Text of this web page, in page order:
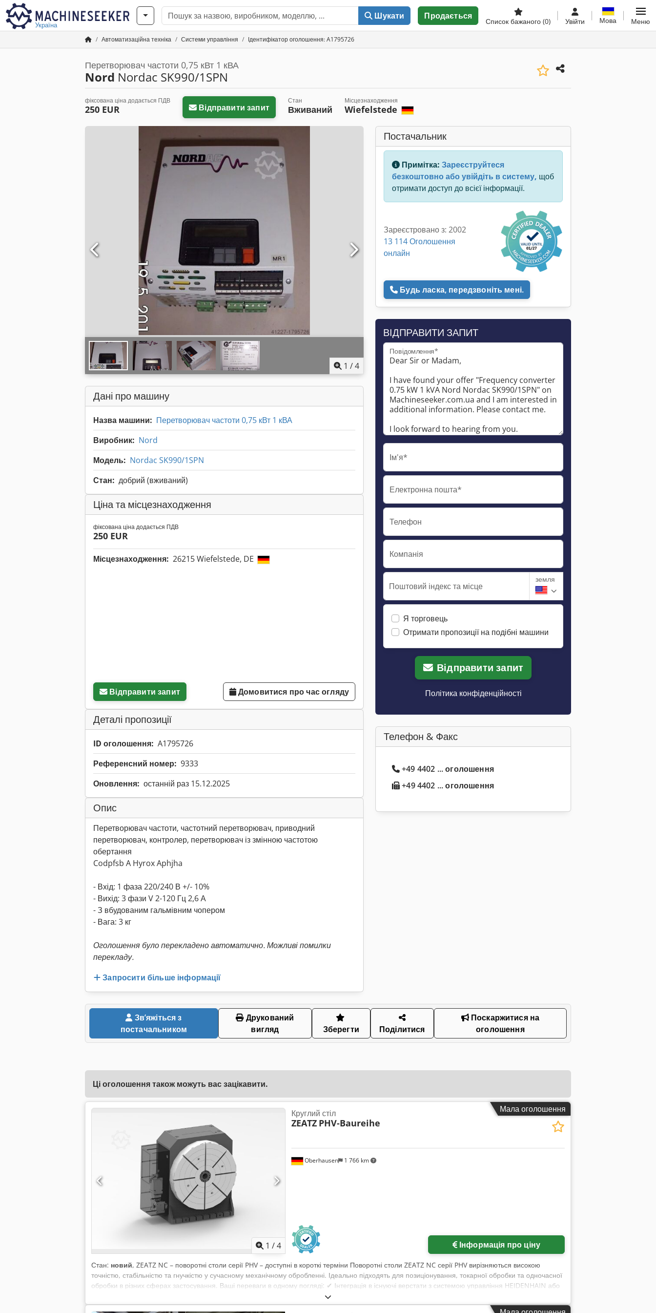
Україна
Шукати Продається
Список бажаного (0) Увійти Мова Меню
Автоматизаційна техніка Системи управління Ідентифікатор оголошення: A1795726
Перетворювач частоти 0,75 кВт 1 кВА
Nord Nordac SK990/1SPN
фіксована ціна додається ПДВ
250 EUR Відправити запит
Стан
Вживаний
Місцезнаходження
Wiefelstede
1 /4
Дані про машину
Назва машини: Перетворювач частоти 0,75 кВт 1 кВА
Виробник: Nord
Модель: Nordac SK990/1SPN
Стан: добрий (вживаний)
Ціна та місцезнаходження
фіксована ціна додається ПДВ
250 EUR
Місцезнаходження: 26215 Wiefelstede, DE
Відправити запит Домовитися про час огляду
Деталі пропозиції
ID оголошення: A1795726
Референсний номер: 9333
Оновлення: останній раз 15.12.2025
Опис
Перетворювач частоти, частотний перетворювач, приводний
перетворювач, контролер, перетворювач із змінною частотою
обертання
Codpfsb A Hyrox Aphjha
- Вхід: 1 фаза 220/240 В +/- 10%
- Вихід: 3 фази V 2-120 Гц 2,6 А
- З вбудованим гальмівним чопером
- Вага: 3 кг
Оголошення було перекладено автоматично. Можливі помилки
перекладу.
Запросити більше інформації
Постачальник
Примітка: Зареєструйтеся
безкоштовно або увійдіть в систему, щоб
отримати доступ до всієї інформації.
Зареєстровано з: 2002
13 114 Оголошення
онлайн
Будь ласка, передзвоніть мені.
ВІДПРАВИТИ ЗАПИТ
Повідомлення*
Ім'я*
Електронна пошта*
Телефон
Компанія
Поштовий індекс та місце
земля
Я торговець
Отримати пропозиції на подібні машини
Відправити запит
Політика конфіденційності
Телефон & Факс
+49 4402 ... оголошення
+49 4402 ... оголошення
постачальником
Друкований
вигляд
Зберегти Поділитися
Поскаржитися на
оголошення
Ці оголошення також можуть вас зацікавити.
Мала оголошення
1 /4
Oberhausen 1 766 km
Круглий стіл
ZEATZ PHV-Baureihe
Інформація про ціну
Стан: новий, ZEATZ NC – поворотні столи серії PHV – доступні в короткі терміни Поворотні столи ZEATZ NC серії PHV вирізняються високою
точністю, стабільністю та гнучкістю у сучасному механічному обробленні. Ідеально підходять для позиціонування, токарної обробки та одночасної
обробки в різних сферах застосування. Ваші переваги в одному погляді: ✔ Інтеграція в існуючі верстати з системою управління HEIDENHAIN або
SIEMENS ✔ Сервіс і технічна підтримка безпосередньо від JMT ✔ Індивідуальні виконання та рішення, адаптовані до потреб замовника ✔ Висока
вантажопідйомність для важких заготовок Чому ZEATZ: Chodpfxom Tvz Ds Aphja ZEATZ – це інноваційні рішення для поворотних столів NC з